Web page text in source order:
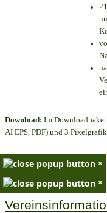
Download: Im
AI EPS, PDF) und 3
×
×